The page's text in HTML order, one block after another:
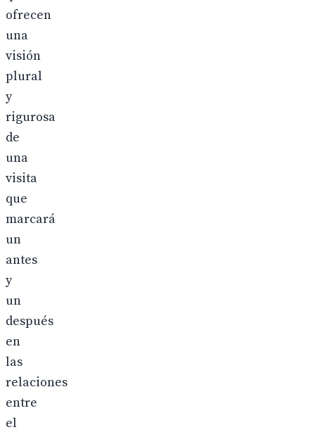
ofrecen
una
visión
plural
y
rigurosa
de
una
visita
que
marcará
un
antes
y
un
después
en
las
relaciones
entre
el